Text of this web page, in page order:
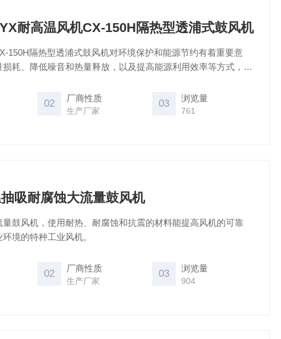
耐高温风机CX-150H隔热型透浦式鼓风机
150H隔热型透浦式鼓风机对环境保护和能源节约有着重要意
损耗、降低噪音和热量释放，以及提高能源利用效率等方式，在
02 厂商性质
生产厂家
03 浏览量
761
吸耐腐蚀大流量鼓风机
鼓风机，使用耐热、耐腐蚀和抗震的材料能提高风机的可靠
境的特种工业风机。
02 厂商性质
生产厂家
03 浏览量
904